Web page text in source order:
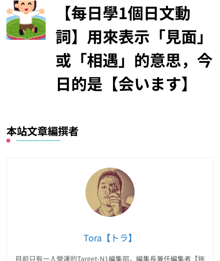
【每日學1個日文動
詞】用來表示「見面」
或「相遇」的意思，今
日的是【会います】
本站文章編撰者
Tora【トラ】
目前只有一人營運的Target-N1編集部，編集長兼任編集者【拖